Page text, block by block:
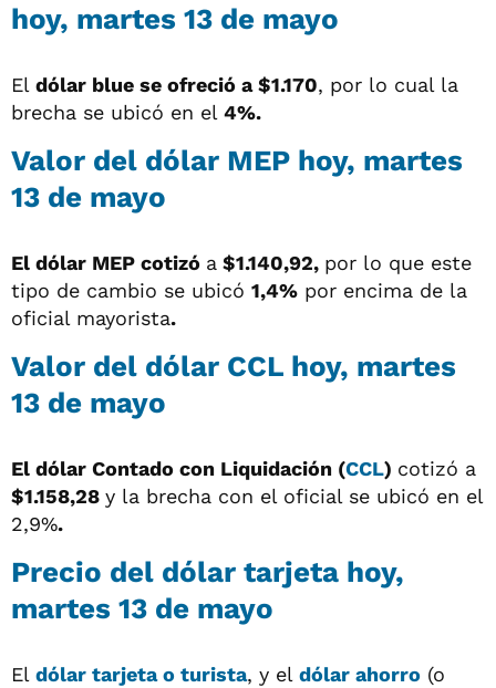
hoy, martes 13 de mayo
El dólar blue se ofreció a $1.170, por lo cual la
brecha se ubicó en el 4%.
Valor del dólar MEP hoy, martes
13 de mayo
El dólar MEP cotizó a $1.140,92, por lo que este
tipo de cambio se ubicó 1,4% por encima de la
oficial mayorista.
Valor del dólar CCL hoy, martes
13 de mayo
El dólar Contado con Liquidación (CCL) cotizó a
$1.158,28 y la brecha con el oficial se ubicó en el
2,9%.
Precio del dólar tarjeta hoy,
martes 13 de mayo
El dólar tarjeta o turista, y el dólar ahorro (o